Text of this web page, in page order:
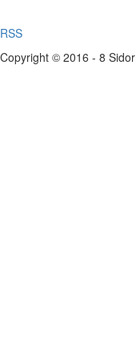
RSS
Copyright © 2016 - 8 Sidor